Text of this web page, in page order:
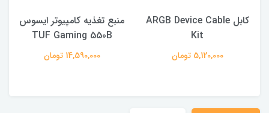
كابل ARGB Device Cable
Kit
5,120,000 تومان
منبع تغذیه کامپیوتر ایسوس
TUF Gaming 550B
14,590,000 تومان